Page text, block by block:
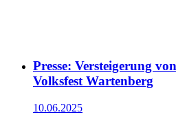
Presse: Versteigerung
Volksfest Wartenberg
10.06.2025